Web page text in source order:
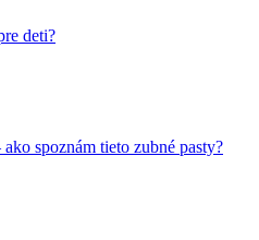
deti?
spoznám tieto zubné pasty?